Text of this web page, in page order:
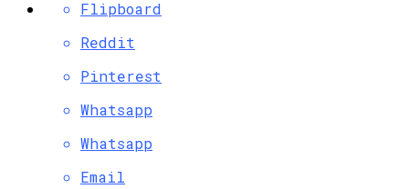
Flipboard
Reddit
Pinterest
Whatsapp
Whatsapp
Email